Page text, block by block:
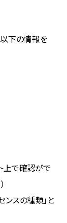
下の情報を
上で確認がで
ンスの種類」と